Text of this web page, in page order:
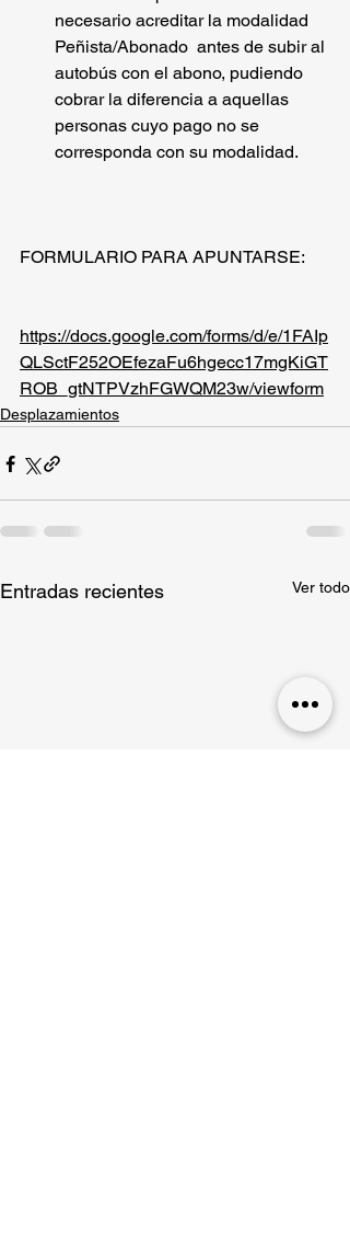
necesario acreditar la modalidad
Peñista/Abonado  antes de subir al
autobús con el abono, pudiendo
cobrar la diferencia a aquellas
personas cuyo pago no se
corresponda con su modalidad.
FORMULARIO PARA APUNTARSE:
https://docs.google.com/forms/d/e/1FAIp
QLSctF252OEfezaFu6hgecc17mgKiGT
ROB_gtNTPVzhFGWQM23w/viewform
Desplazamientos
Entradas recientes Ver todo